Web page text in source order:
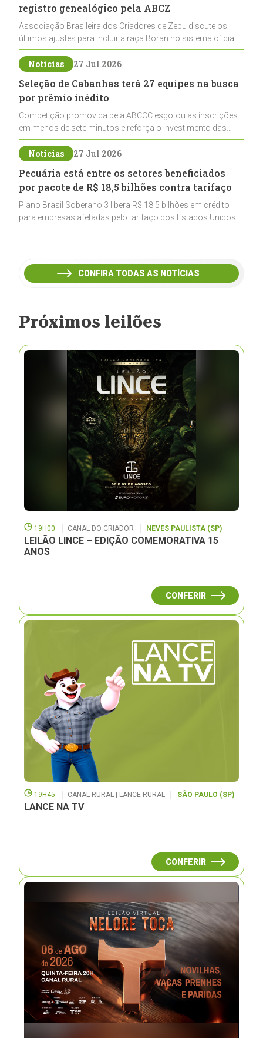
registro genealógico pela ABCZ
Associação Brasileira dos Criadores de Zebu discute os
últimos ajustes para incluir a raça Boran no sistema oficial
de registros, abrindo caminho para sua expansão na
pecuária nacional
Notícias 27 Jul 2026
Seleção de Cabanhas terá 27 equipes na busca
por prêmio inédito
Competição promovida pela ABCCC esgotou as inscrições
em menos de sete minutos e reforça o investimento das
cabanhas na seleção genética de Cavalos Crioulos voltados
ao laço
Notícias 27 Jul 2026
Pecuária está entre os setores beneficiados
por pacote de R$ 18,5 bilhões contra tarifaço
Plano Brasil Soberano 3 libera R$ 18,5 bilhões em crédito
para empresas afetadas pelo tarifaço dos Estados Unidos e
inclui a pecuária entre os setores estratégicos
CONFIRA TODAS AS NOTÍCIAS
Próximos leilões
19H00 CANAL DO CRIADOR NEVES PAULISTA (SP)
LEILÃO LINCE – EDIÇÃO COMEMORATIVA 15
ANOS
CONFERIR
19H45 CANAL RURAL | LANCE RURAL SÃO PAULO (SP)
LANCE NA TV
CONFERIR